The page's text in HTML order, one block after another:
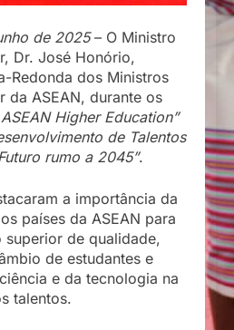
de 2025– O Ministro
Dr. José Honório,
Redonda dos Ministros
da ASEAN, durante os
Higher Education”
de Talentos
rumo a 2045”.
a importância da
países da ASEAN para
superior de qualidade,
de estudantes e
e da tecnologia na
talentos.